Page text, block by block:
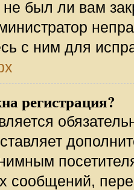
не был ли вам
с ним для
регистрация?
сообщений,